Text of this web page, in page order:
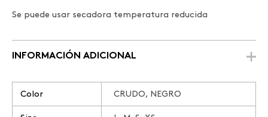
Se puede usar secadora temperatura reducida
INFORMACIÓN ADICIONAL
Color CRUDO, NEGRO